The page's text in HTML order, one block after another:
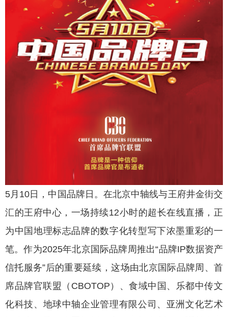
5月10日，中国品牌日。在北京中轴线与王府井金街交
汇的王府中心，一场持续12小时的超长在线直播，正
为中国地理标志品牌的数字化转型写下浓墨重彩的一
笔。作为2025年北京国际品牌周推出“品牌IP数据资产
信托服务”后的重要延续，这场由北京国际品牌周、首
席品牌官联盟（CBOTOP）、食域中国、乐都中传文
化科技、地球中轴企业管理有限公司、亚洲文化艺术